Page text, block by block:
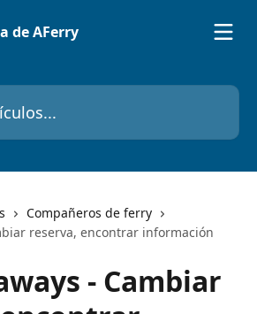
Compañeros de ferry
reserva, encontrar información
- Cambiar